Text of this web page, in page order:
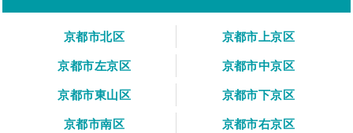
京都市北区
京都市上京区
京都市左京区
京都市中京区
京都市東山区
京都市下京区
京都市南区
京都市右京区